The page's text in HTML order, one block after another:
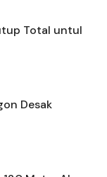
Total untul
Desak